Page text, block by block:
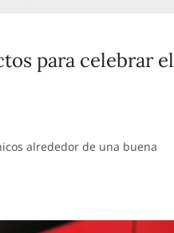
para celebrar el
alrededor de una buena